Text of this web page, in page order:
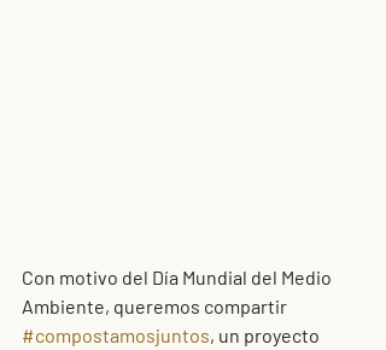
Con motivo del Día Mundial del Medio
Ambiente, queremos compartir
#compostamosjuntos, un proyecto